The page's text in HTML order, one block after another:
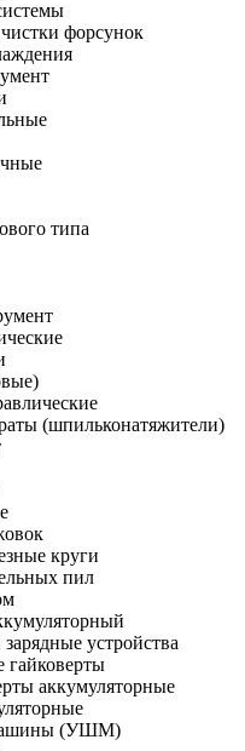
форсунок
типа
(шпильконатяжители)
круги
пил
устройства
гайковерты
аккумуляторные
(УШМ)